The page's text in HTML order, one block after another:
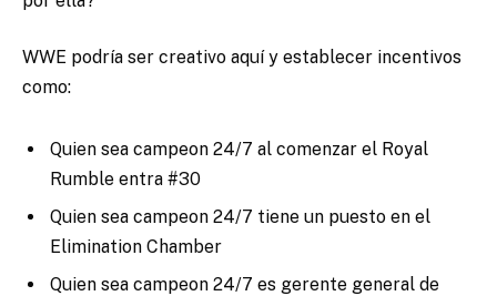
WWE podría ser creativo aquí y establecer incentivos
como:
Quien sea campeon 24/7 al comenzar el Royal
Rumble entra #30
Quien sea campeon 24/7 tiene un puesto en el
Elimination Chamber
Quien sea campeon 24/7 es gerente general de